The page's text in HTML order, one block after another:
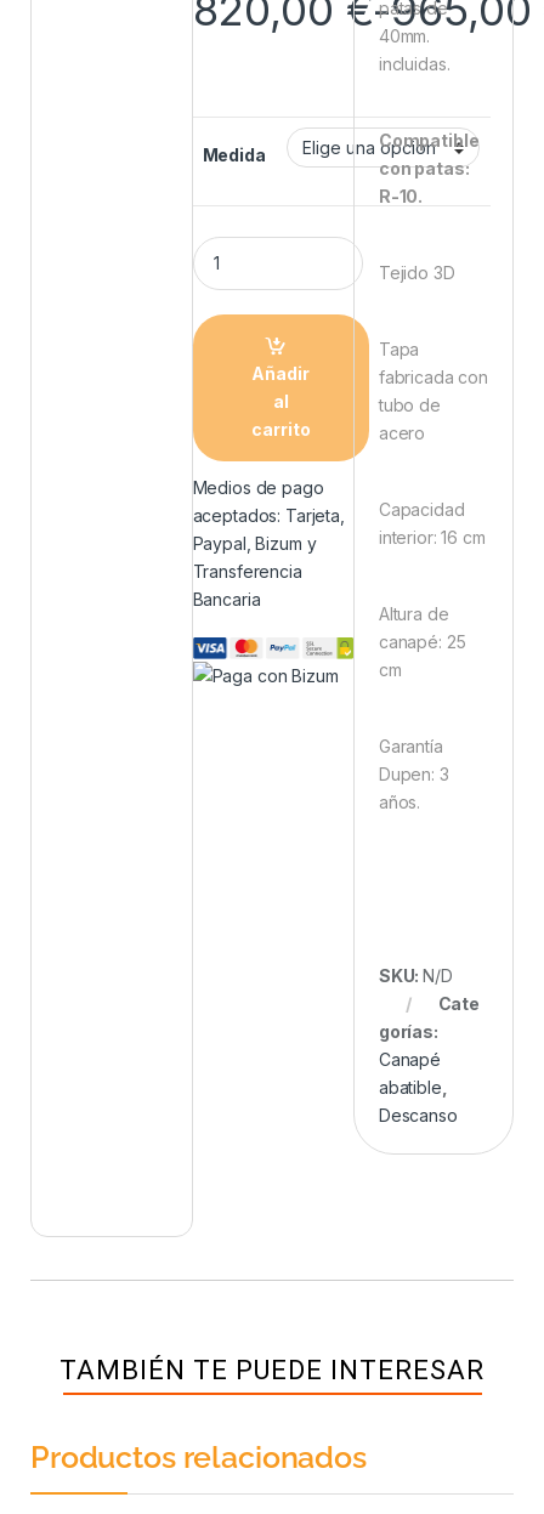
Medida
Añadir
al
carrito
Medios de pago
aceptados: Tarjeta,
Paypal, Bizum y
Transferencia
Bancaria
patas de
40mm.
incluidas.
Compatible
con patas:
R-10.
Tejido 3D
Tapa
fabricada con
tubo de
acero
Capacidad
interior: 16 cm
Altura de
canapé: 25
cm
Garantía
Dupen: 3
años.
SKU:N/D
Cate
gorías:
Canapé
abatible
Descanso
TAMBIÉN TE PUEDE INTERESAR
Productos relacionados